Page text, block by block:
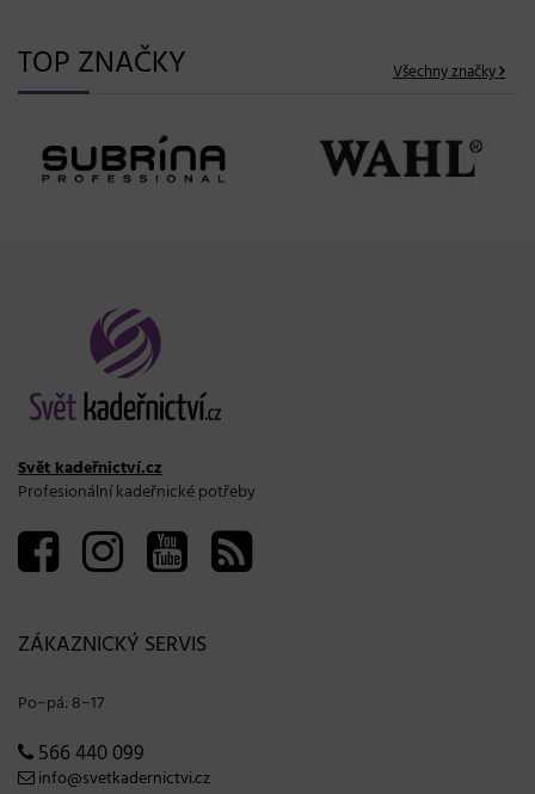
TOP ZNAČKY Všechny značky
Svět kadeřnictví.cz
Profesionální kadeřnické potřeby
ZÁKAZNICKÝ SERVIS
Po−pá: 8−17
566 440 099
info@svetkadernictvi.cz